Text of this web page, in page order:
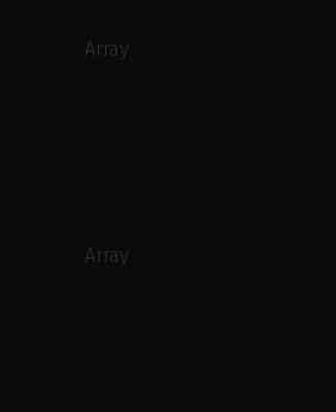
Array
Array